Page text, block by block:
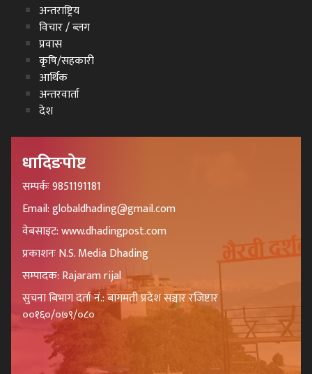
अन्तराष्ट्रिय
विचार / ब्लग
प्रवास
कृषि/सहकारी
आर्थिक
अन्तरवार्ता
देश
धादिङपोष्ट
सम्पर्कः 9851191181
Email: globaldhading@gmail.com
वेबसाइट: www.dhadingpost.com
प्रकाशनः N.S. Media Dhading
सम्पादक: Rajaram rijal
सुचना बिभाग दर्ता नं.: बागमती प्रदेश सञ्चार रजिष्टार
००१६०/०७९/०८०